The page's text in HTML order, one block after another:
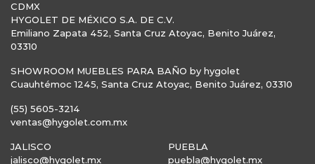
CDMX
HYGOLET DE MÉXICO S.A. DE C.V.
Emiliano Zapata 452, Santa Cruz Atoyac, Benito Juárez,
03310
SHOWROOM MUEBLES PARA BAÑO by hygolet
Cuauhtémoc 1245, Santa Cruz Atoyac, Benito Juárez, 03310
(55) 5605-3214
ventas@hygolet.com.mx
JALISCO
jalisco@hygolet.mx
PUEBLA
puebla@hygolet.mx